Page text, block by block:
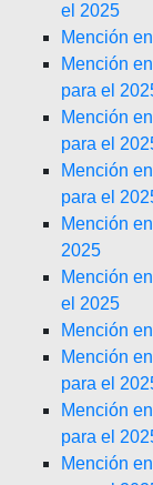
el 2025
Mención
Mención
para el
Mención
para el
Mención
para el
Mención
2025
Mención
el 2025
Mención
Mención
para el
Mención
para el
Mención